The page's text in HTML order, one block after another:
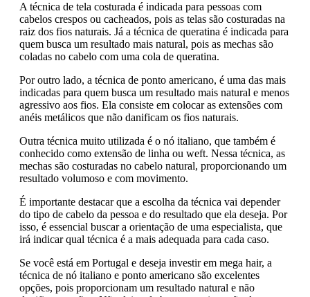
A técnica de tela costurada é indicada para pessoas com
cabelos crespos ou cacheados, pois as telas são costuradas na
raiz dos fios naturais. Já a técnica de queratina é indicada para
quem busca um resultado mais natural, pois as mechas são
coladas no cabelo com uma cola de queratina.
Por outro lado, a técnica de ponto americano, é uma das mais
indicadas para quem busca um resultado mais natural e menos
agressivo aos fios. Ela consiste em colocar as extensões com
anéis metálicos que não danificam os fios naturais.
Outra técnica muito utilizada é o nó italiano, que também é
conhecido como extensão de linha ou weft. Nessa técnica, as
mechas são costuradas no cabelo natural, proporcionando um
resultado volumoso e com movimento.
É importante destacar que a escolha da técnica vai depender
do tipo de cabelo da pessoa e do resultado que ela deseja. Por
isso, é essencial buscar a orientação de uma especialista, que
irá indicar qual técnica é a mais adequada para cada caso.
Se você está em Portugal e deseja investir em mega hair, a
técnica de nó italiano e ponto americano são excelentes
opções, pois proporcionam um resultado natural e não